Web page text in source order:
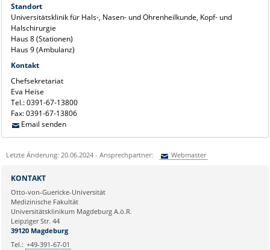
Standort
Universitätsklinik für Hals-, Nasen- und Ohrenheilkunde, Kopf- und
Halschirurgie
Haus 8 (Stationen)
Haus 9 (Ambulanz)
Kontakt
Chefsekretariat
Eva Heise
Tel.: 0391-67-13800
Fax: 0391-67-13806
Email senden
Letzte Änderung: 20.06.2024 - Ansprechpartner: Webmaster
Ihre E-Mailadresse:
Ihr Anliegen:
KONTAKT
Otto-von-Guericke-Universität
Medizinische Fakultät
Universitätsklinikum Magdeburg A.ö.R.
Leipziger Str. 44
39120 Magdeburg
Tel.: +49-391-67-01